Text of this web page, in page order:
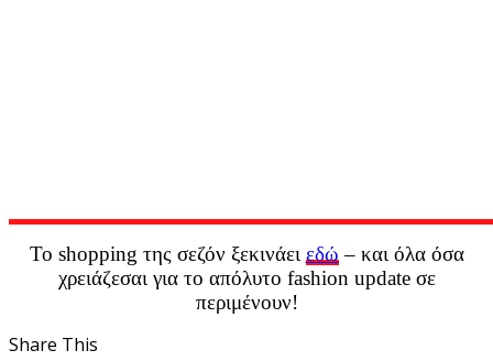
Το shopping της σεζόν ξεκινάει εδώ – και όλα όσα
χρειάζεσαι για το απόλυτο fashion update σε
περιμένουν!
Share This